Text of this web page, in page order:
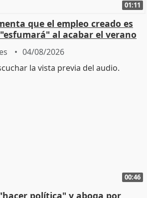
01:11
que el empleo creado es
al acabar el verano
04/08/2026
00:46
política" y aboga por